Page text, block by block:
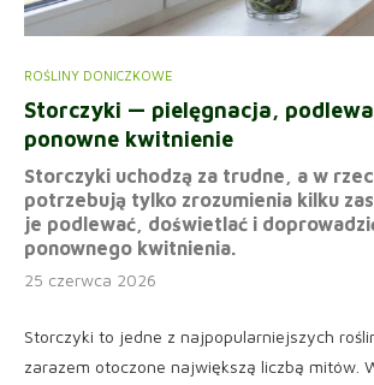
ROŚLINY DONICZKOWE
Storczyki — pielęgnacja,
ponowne kwitnienie
Storczyki uchodzą za trudne, a w
potrzebują tylko zrozumienia kilku
je podlewać, doświetlać i
ponownego kwitnienia.
25 czerwca 2026
Storczyki to jedne z najpopularniejszych
zarazem otoczone największą liczbą mitów.